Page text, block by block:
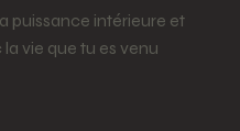
puissance intérieure et
vie que tu es venu